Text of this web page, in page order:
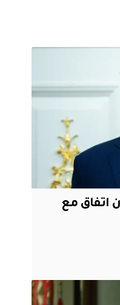
اتفاق مع